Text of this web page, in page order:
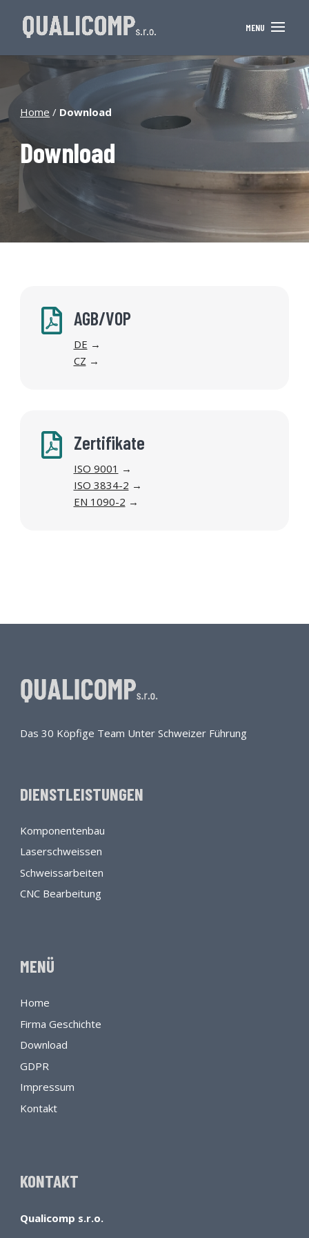
Home / Download
Download
 AGB/VOP
DE →
CZ →
 Zertifikate
ISO 9001 →
ISO 3834-2 →
EN 1090-2 →
Das 30 Köpfige Team Unter Schweizer Führung
DIENSTLEISTUNGEN
Komponentenbau
Laserschweissen
Schweissarbeiten
CNC Bearbeitung
MENÜ
Home
Firma Geschichte
Download
GDPR
Impressum
Kontakt
KONTAKT
Qualicomp s.r.o.